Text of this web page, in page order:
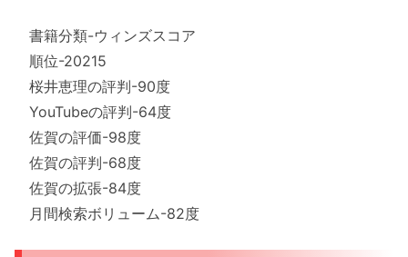
書籍分類-ウィンズスコア
順位-20215
桜井恵理の評判-90度
YouTubeの評判-64度
佐賀の評価-98度
佐賀の評判-68度
佐賀の拡張-84度
月間検索ボリューム-82度